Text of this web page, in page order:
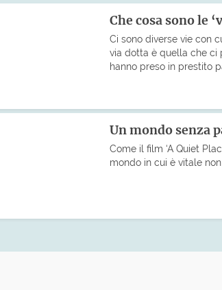
Che cosa sono le
Ci sono diverse vie con
via dotta è quella che ci
hanno preso in prestito
Un mondo senza
Come il film ‘A Quiet
mondo in cui è vitale